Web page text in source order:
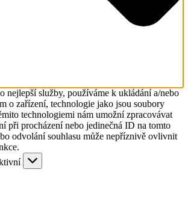
nejlepší služby, používáme k ukládání a/nebo
o zařízení, technologie jako jsou soubory
technologiemi nám umožní zpracovávat
při procházení nebo jedinečná ID na tomto
odvolání souhlasu může nepříznivě ovlivnit